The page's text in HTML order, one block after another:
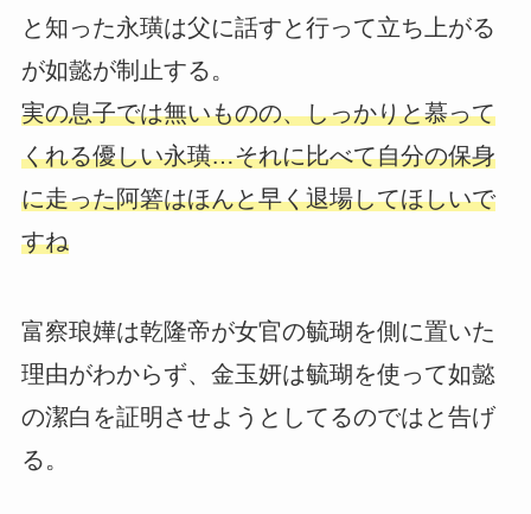
と知った永璜は父に話すと行って立ち上がる
が如懿が制止する。
実の息子では無いものの、しっかりと慕って
くれる優しい永璜…それに比べて自分の保身
に走った阿箬はほんと早く退場してほしいで
すね
富察琅嬅は乾隆帝が女官の毓瑚を側に置いた
理由がわからず、金玉妍は毓瑚を使って如懿
の潔白を証明させようとしてるのではと告げ
る。